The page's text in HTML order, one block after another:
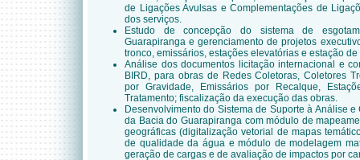
de Ligações Avulsas e Complementações de
dos serviços.
Estudo de concepção do sistema de
Guarapiranga e gerenciamento de projetos
tronco, emissários, estações elevatórias e estação
Análise dos documentos licitação internacional e
BIRD, para obras de Redes Coletoras, Coletores
por Gravidade, Emissários por Recalque,
Tratamento; fiscalização da execução das obras.
Desenvolvimento do Sistema de Suporte à Análise
da Bacia do Guarapiranga com módulo de
geográficas (digitalização vetorial de mapas
de qualidade da água e módulo de modelagem
geração de cargas e de avaliação de impactos por